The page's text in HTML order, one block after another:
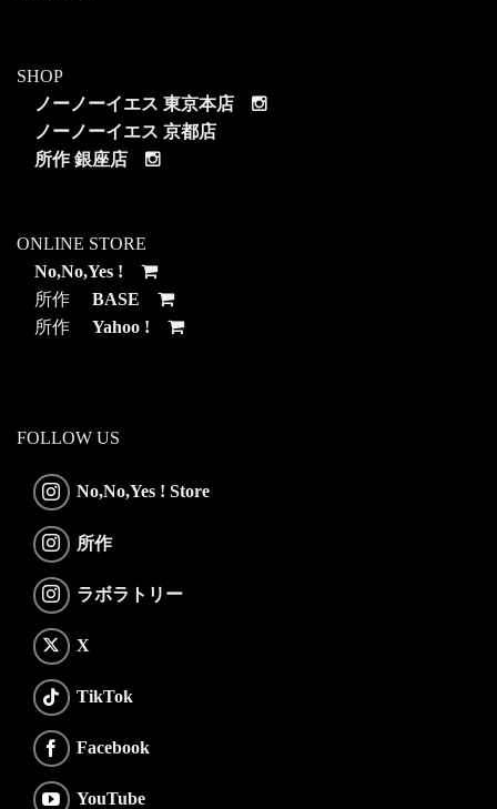
SHOP
ノーノーイエス 東京本店
ノーノーイエス 京都店
所作 銀座店
ONLINE STORE
No,No,Yes !
所作 BASE
所作 Yahoo !
FOLLOW US
No,No,Yes ! Store
所作
ラボラトリー
X
TikTok
Facebook
YouTube